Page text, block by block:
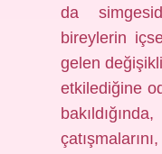
da
bireylerin
gelen
etkilediğine